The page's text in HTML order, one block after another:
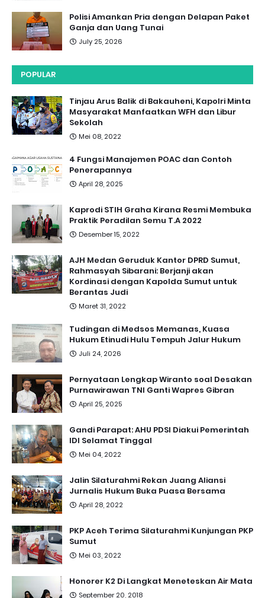
Polisi Amankan Pria dengan Delapan Paket
Ganja dan Uang Tunai
July 25, 2026
POPULAR
Tinjau Arus Balik di Bakauheni, Kapolri Minta
Masyarakat Manfaatkan WFH dan Libur
Sekolah
Mei 08, 2022
4 Fungsi Manajemen POAC dan Contoh
Penerapannya
April 28, 2025
Kaprodi STIH Graha Kirana Resmi Membuka
Praktik Peradilan Semu T.A 2022
Desember 15, 2022
AJH Medan Geruduk Kantor DPRD Sumut,
Rahmasyah Sibarani: Berjanji akan
Kordinasi dengan Kapolda Sumut untuk
Berantas Judi
Maret 31, 2022
Tudingan di Medsos Memanas, Kuasa
Hukum Etinudi Hulu Tempuh Jalur Hukum
Juli 24, 2026
Pernyataan Lengkap Wiranto soal Desakan
Purnawirawan TNI Ganti Wapres Gibran
April 25, 2025
Gandi Parapat: AHU PDSI Diakui Pemerintah
IDI Selamat Tinggal
Mei 04, 2022
Jalin Silaturahmi Rekan Juang Aliansi
Jurnalis Hukum Buka Puasa Bersama
April 28, 2022
PKP Aceh Terima Silaturahmi Kunjungan PKP
Sumut
Mei 03, 2022
Honorer K2 Di Langkat Meneteskan Air Mata
September 20, 2018